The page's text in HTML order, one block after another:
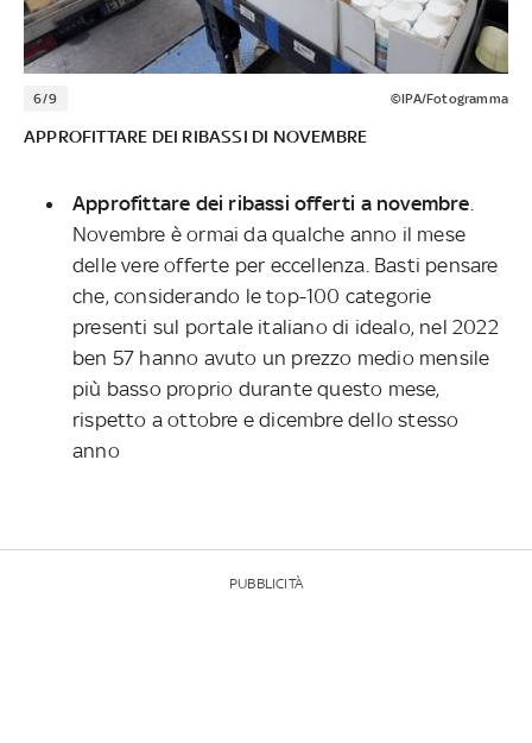
6/9 ©IPA/Fotogramma
APPROFITTARE DEI RIBASSI DI NOVEMBRE
Approfittare dei ribassi offerti a novembre
Novembre è ormai da qualche anno il mese
delle vere offerte per eccellenza. Basti pensare
che, considerando le top-100 categorie
presenti sul portale italiano di idealo, nel 2022
ben 57 hanno avuto un prezzo medio mensile
più basso proprio durante questo mese,
rispetto a ottobre e dicembre dello stesso
anno
PUBBLICITÀ